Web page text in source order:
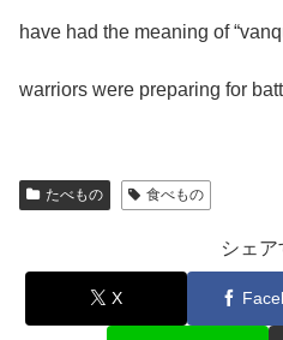
have had the meaning of
warriors were preparing for
たべもの 食べもの
シェア
X